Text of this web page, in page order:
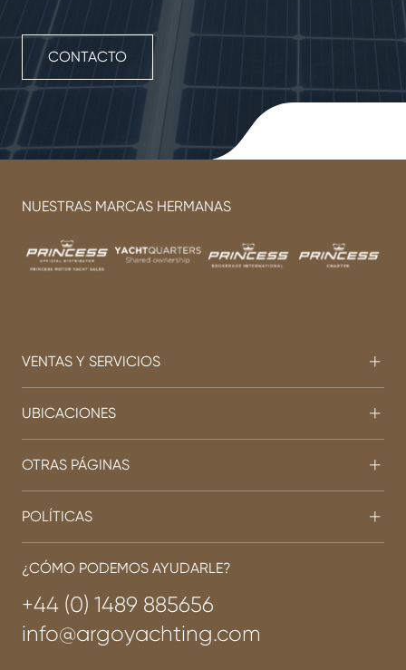
CONTACTO
NUESTRAS MARCAS HERMANAS
VENTAS Y SERVICIOS
UBICACIONES
OTRAS PÁGINAS
POLÍTICAS
¿CÓMO PODEMOS AYUDARLE?
+44 (0) 1489 885656
info@argoyachting.com